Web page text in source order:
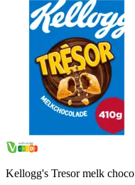
Kellogg's Tresor melk choco